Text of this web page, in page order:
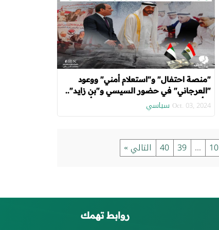
"منصة احتفال" و"استعلام أمني" ووعود
"العرجاني" في حضور السيسي و"بن زايد"..
"رأس الحكمة" تستعد لحفل تسليم أراضي
Oct. 03, 2024 سياسي
10
...
39
40 التالي »
روابط تهمك